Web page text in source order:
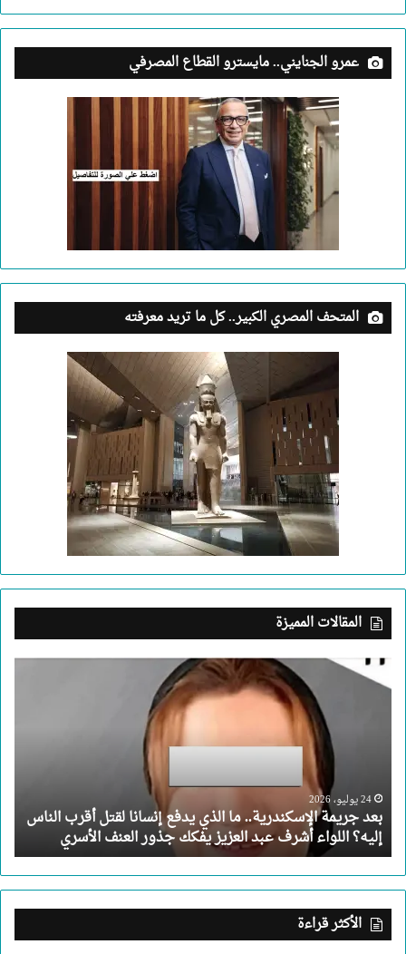
عمرو الجنايني.. مايسترو القطاع المصرفي
المتحف المصري الكبير.. كل ما تريد معرفته
المقالات المميزة
بعد
جريمة
لقتل
أقرب
الناس
إليه؟
اللواء
أشرف
عبد
العزيز
24 يوليو، 2026
بعد جريمة الإسكندرية.. ما الذي يدفع إنسانا لقتل أقرب الناس
إليه؟ اللواء أشرف عبد العزيز يفكك جذور العنف الأسري
الأكثر قراءة